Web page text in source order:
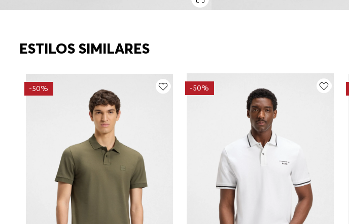
ESTILOS SIMILARES
-50% -50%